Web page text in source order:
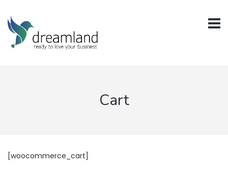
Cart
[woocommerce_cart]